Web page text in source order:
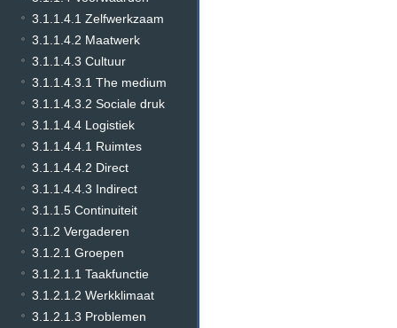
3.1.1.4.1 Zelfwerkzaam
3.1.1.4.2 Maatwerk
3.1.1.4.3 Cultuur
3.1.1.4.3.1 The medium
3.1.1.4.3.2 Sociale druk
3.1.1.4.4 Logistiek
3.1.1.4.4.1 Ruimtes
3.1.1.4.4.2 Direct
3.1.1.4.4.3 Indirect
3.1.1.5 Continuiteit
3.1.2 Vergaderen
3.1.2.1 Groepen
3.1.2.1.1 Taakfunctie
3.1.2.1.2 Werkklimaat
3.1.2.1.3 Problemen